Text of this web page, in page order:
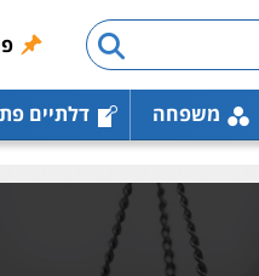
משפחה דלתיים